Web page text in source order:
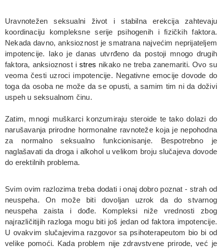
Uravnotežen seksualni život i stabilna erekcija zahtevaju
koordinaciju kompleksne serije psihogenih i fizičkih faktora.
Nekada davno, anksioznost je smatrana najvećim neprijateljem
impotencije. Iako je danas utvrđeno da postoji mnogo drugih
faktora, anksioznost istres nikako ne treba zanemariti. Ovo su
veoma česti uzroci impotencije. Negativne emocije dovode do
toga da osoba ne može da se opusti, a samim tim ni da doživi
uspeh u seksualnom činu.
Zatim, mnogi muškarci konzumiraju steroide te tako dolazi do
narušavanja prirodne hormonalne ravnoteže koja je nepohodna
za normalno seksualno funkcionisanje. Bespotrebno je
naglašavati da droga i alkohol u velikom broju slučajeva dovode
do erektilnih problema.
Svim ovim razlozima treba dodati i onaj dobro poznat - strah od
neuspeha. On može biti dovoljan uzrok da do stvarnog
neuspeha zaista i dođe. Kompleksi niže vrednosti zbog
najrazličitijih razloga mogu biti još jedan od faktora impotencije.
U ovakvim slučajevima razgovor sa psihoterapeutom bio bi od
velike pomoći. Kada problem nije zdravstvene prirode, već je